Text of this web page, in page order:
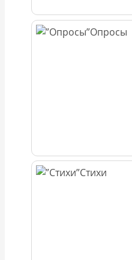
Опросы
Стихи